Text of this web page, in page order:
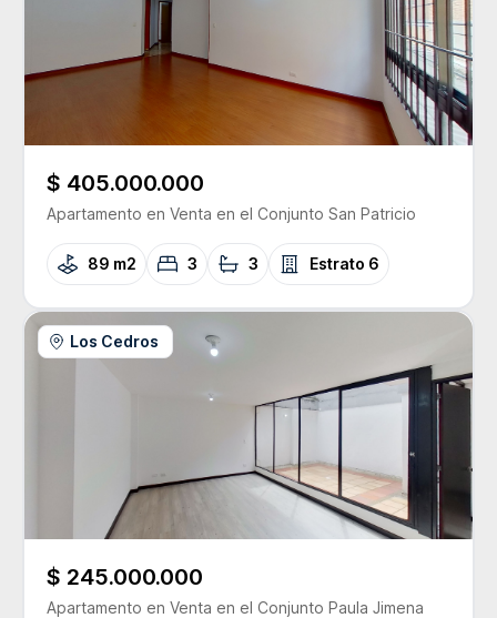
$ 405.000.000
Apartamento en Venta en el Conjunto San Patricio
89 m2 3 3 Estrato 6
Los Cedros
$ 245.000.000
Apartamento en Venta en el Conjunto Paula Jimena